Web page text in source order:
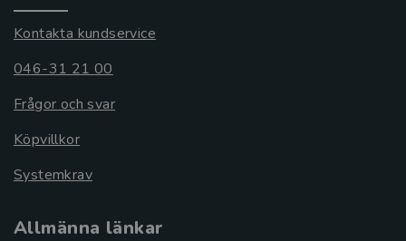
Kontakta kundservice
046-31 21 00
Frågor och svar
Köpvillkor
Systemkrav
Allmänna länkar